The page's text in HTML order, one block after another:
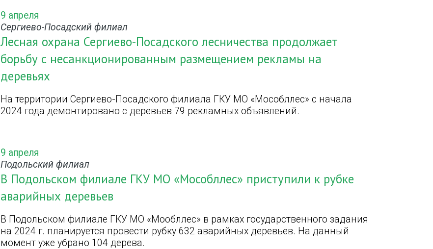
9 апреля
Сергиево-Посадский филиал
Лесная охрана Сергиево-Посадского лесничества продолжает
борьбу с несанкционированным размещением рекламы на
деревьях
На территории Сергиево-Посадского филиала ГКУ МО «Мособллес» с начала
2024 года демонтировано с деревьев 79 рекламных объявлений.
9 апреля
Подольский филиал
В Подольском филиале ГКУ МО «Мособллес» приступили к рубке
аварийных деревьев
В Подольском филиале ГКУ МО «Мообллес» в рамках государственного задания
на 2024 г. планируется провести рубку 632 аварийных деревьев. На данный
момент уже убрано 104 дерева.